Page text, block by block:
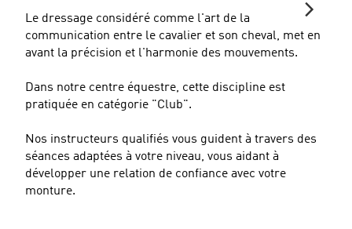
Le dressage considéré comme l'art de la
communication entre le cavalier et son cheval, met en
avant la précision et l'harmonie des mouvements.
Dans notre centre équestre, cette discipline est
pratiquée en catégorie "Club".
Nos instructeurs qualifiés vous guident à travers des
séances adaptées à votre niveau, vous aidant à
développer une relation de confiance avec votre
monture.